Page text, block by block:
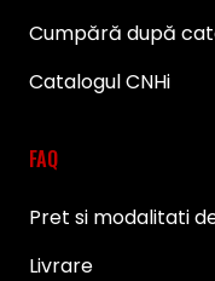
Cumpără după
Catalogul CNHi
FAQ
Pret si modalitati
Livrare